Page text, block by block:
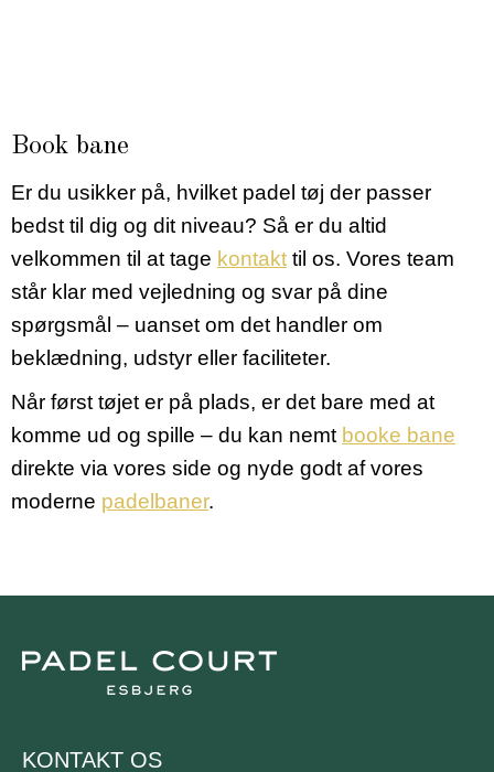
Book bane
Er du usikker på, hvilket padel tøj der passer
bedst til dig og dit niveau? Så er du altid
velkommen til at tage kontakt til os. Vores team
står klar med vejledning og svar på dine
spørgsmål – uanset om det handler om
beklædning, udstyr eller faciliteter.
Når først tøjet er på plads, er det bare med at
komme ud og spille – du kan nemt booke bane
direkte via vores side og nyde godt af vores
moderne padelbaner.
KONTAKT OS